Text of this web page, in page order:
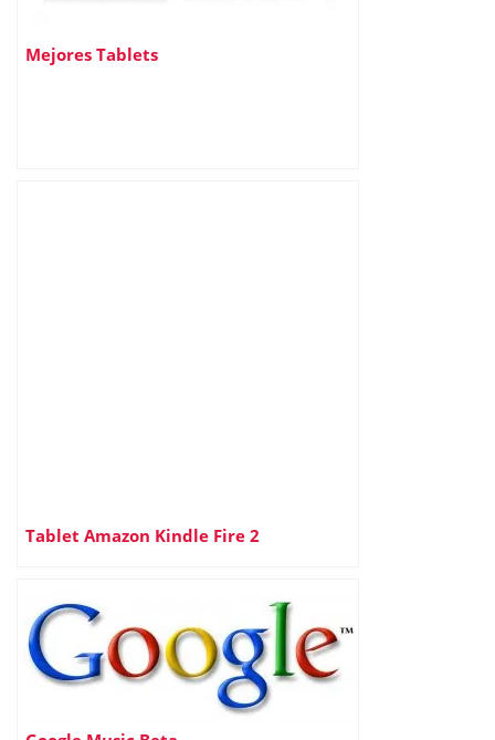
Mejores Tablets
Tablet Amazon Kindle Fire 2